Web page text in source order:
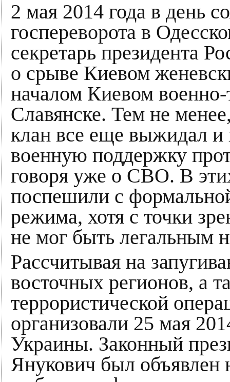
2 мая 2014 года в день
госпереворота в
секретарь президента
о срыве Киевом
началом Киевом
Славянске. Тем не
клан все еще выжидал и
военную поддержку
говоря уже о СВО. В
поспешили с
режима, хотя с точки
не мог быть легальным
Рассчитывая на
восточных регионов, а
террористической
организовали 25 мая
Украины. Законный
Янукович был